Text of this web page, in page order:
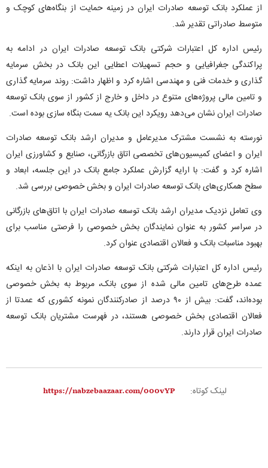
از عملکرد بانک توسعه صادرات ایران در زمینه حمایت از بنگاه‌های کوچک و
متوسط صادراتی تقدیر شد.
رئیس اداره کل اعتبارات شرکتی بانک توسعه صادرات ایران در ادامه به
پراکندگی جغرافیایی و حجم تسهیلات اعطایی این بانک در بخش سرمایه
گذاری و خدمات فنی و مهندسی اشاره کرد و اظهار داشت: روند سرمایه گذاری
و تامین مالی پروژه‌های متنوع در داخل و خارج از کشور از سوی بانک توسعه
صادرات ایران نشان می‌دهد رویکرد این بانک یه سمت بنگاه سازی بوده است.
نورسته به نشست مشترک مدیرعامل و مدیران ارشد بانک توسعه صادرات
ایران و اعضای کمیسیون‌های تخصصی اتاق بازرگانی، صنایع و کشاورزی ایران
اشاره کرد و گفت: با ارایه گزارش عملکرد جامع بانک در این جلسه، ابعاد و
سطح همکاری‌های بانک توسعه صادرات ایران و بخش خصوصی بررسی شد.
وی تعامل نزدیک مدیران ارشد بانک توسعه صادرات ایران با اتاق‌های بازرگانی
در سراسر کشور به عنوان نمایندگان بخش خصوصی را فرصتی مناسب برای
بهبود مناسبات بانک و فعالان اقتصادی عنوان کرد.
رئیس اداره کل اعتبارات شرکتی بانک توسعه صادرات ایران با اذعان به اینکه
عمده طرح‌های تامین مالی شده از سوی بانک، مربوط به بخش خصوصی
بوده‌اند، گفت: بیش از ۹۰ درصد از صادرکنندگان نمونه کشوری که عمدتا از
فعالان اقتصادی بخش خصوصی هستند، در فهرست مشتریان بانک توسعه
صادرات ایران قرار دارند.
لینک کوتاه: